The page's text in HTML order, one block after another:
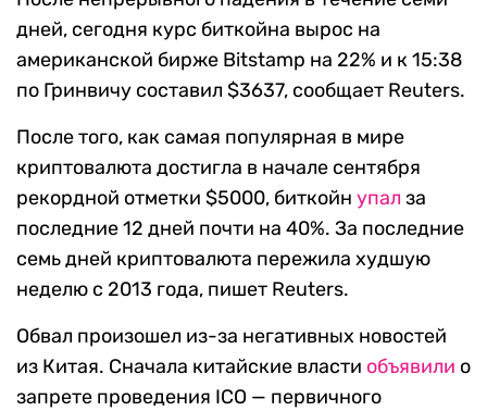
дней, сегодня курс биткойна вырос на
американской бирже Bitstamp на 22% и к 15:38
по Гринвичу составил $3637, сообщает Reuters.
После того, как самая популярная в мире
криптовалюта достигла в начале сентября
рекордной отметки $5000, биткойн упал за
последние 12 дней почти на 40%. За последние
семь дней криптовалюта пережила худшую
неделю с 2013 года, пишет Reuters.
Обвал произошел из-за негативных новостей
из Китая. Сначала китайские власти объявили о
запрете проведения ICO — первичного